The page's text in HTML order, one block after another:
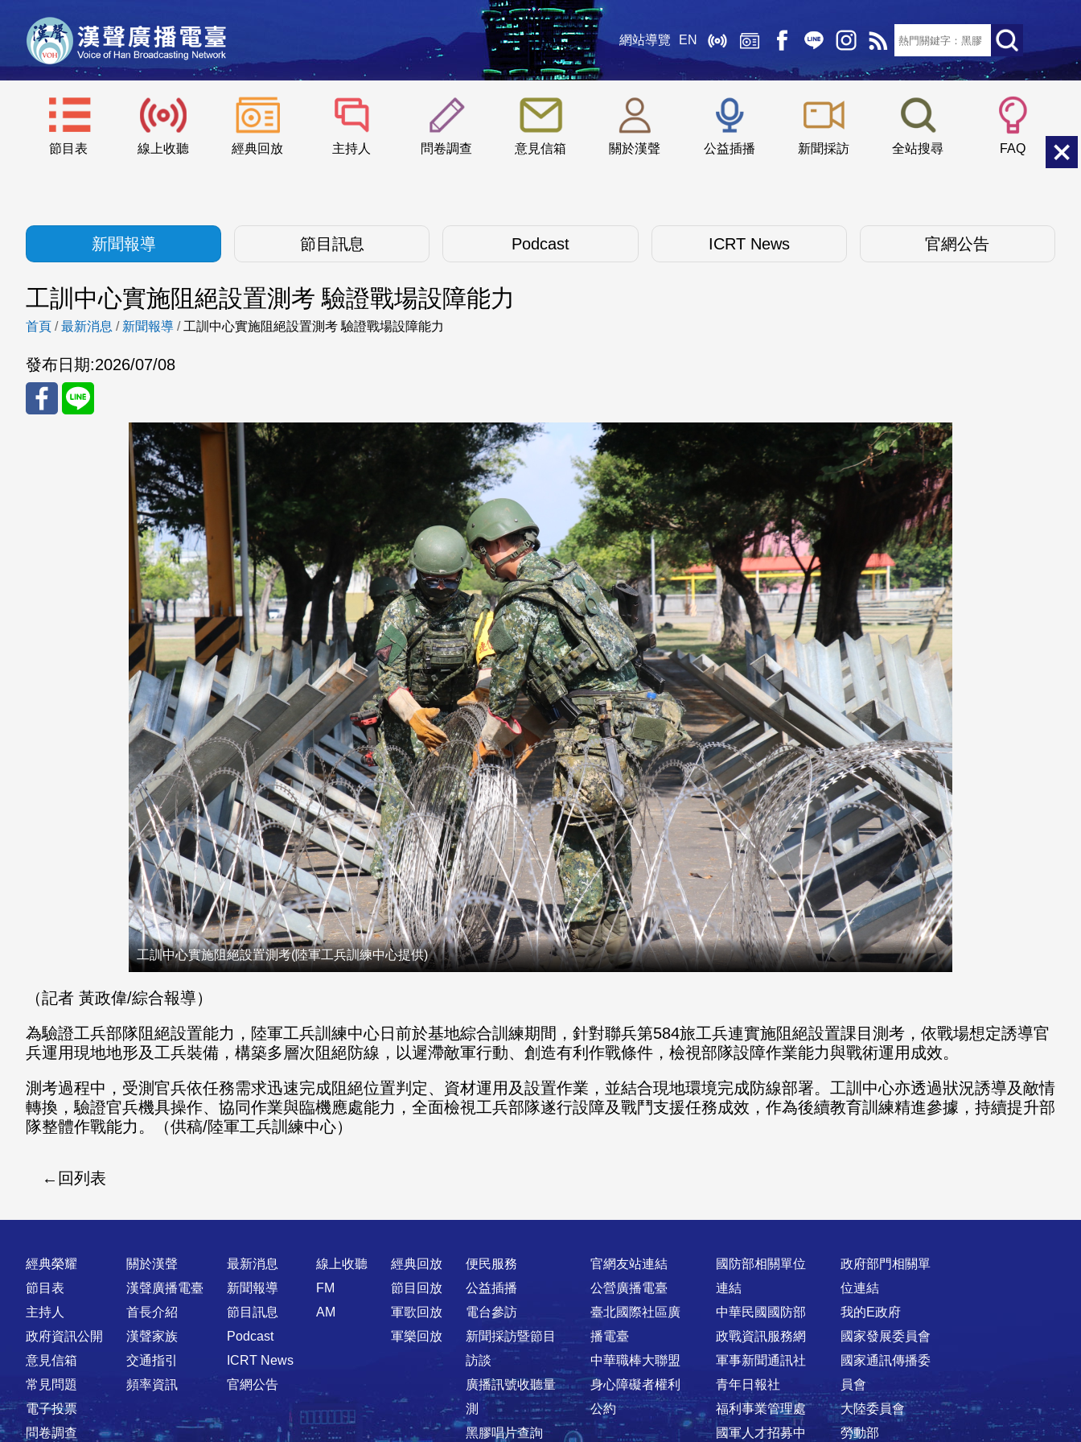
網站導覽 EN
節目表 線上收聽 經典回放 主持人 問卷調查 意見信箱 關於漢聲 公益插播 新聞採訪 全站搜尋 FAQ
::: 小 中
新聞報導 節目訊息 Podcast ICRT News 官網公告
工訓中心實施阻絕設置測考 驗證戰場設障能力
首頁 /最新消息 / 新聞報導 / 工訓中心實施阻絕設置測考 驗證戰場設障能力
發布日期:2026/07/08
工訓中心實施阻絕設置測考(陸軍工兵訓練中心提供)
（記者 黃政偉/綜合報導）
為驗證工兵部隊阻絕設置能力，陸軍工兵訓練中心日前於基地綜合訓練期間，針對聯兵第584旅工兵連實施阻絕設置課目測考，依戰場想定誘導官
兵運用現地地形及工兵裝備，構築多層次阻絕防線，以遲滯敵軍行動、創造有利作戰條件，檢視部隊設障作業能力與戰術運用成效。
測考過程中，受測官兵依任務需求迅速完成阻絕位置判定、資材運用及設置作業，並結合現地環境完成防線部署。工訓中心亦透過狀況誘導及敵情
轉換，驗證官兵機具操作、協同作業與臨機應處能力，全面檢視工兵部隊遂行設障及戰鬥支援任務成效，作為後續教育訓練精進參據，持續提升部
隊整體作戰能力。（供稿/陸軍工兵訓練中心）
回列表
快速連結
經典榮耀
節目表
主持人
政府資訊公開
意見信箱
常見問題
電子投票
問卷調查
關於漢聲
漢聲廣播電臺
首長介紹
漢聲家族
交通指引
頻率資訊
最新消息
新聞報導
節目訊息
Podcast
ICRT News
官網公告
線上收聽
FM
AM
經典回放
節目回放
軍歌回放
軍樂回放
便民服務
公益插播
電台參訪
新聞採訪暨節目
訪談
廣播訊號收聽量
測
黑膠唱片查詢
官網友站連結
公營廣播電臺
臺北國際社區廣
播電臺
中華職棒大聯盟
身心障礙者權利
公約
國防部相關單位
連結
中華民國國防部
政戰資訊服務網
軍事新聞通訊社
青年日報社
福利事業管理處
國軍人才招募中
政府部門相關單
位連結
我的E政府
國家發展委員會
國家通訊傳播委
員會
大陸委員會
勞動部